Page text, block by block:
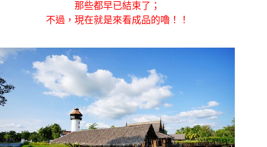
那些都早已結束了；
不過，現在就是來看成品的嚕！！